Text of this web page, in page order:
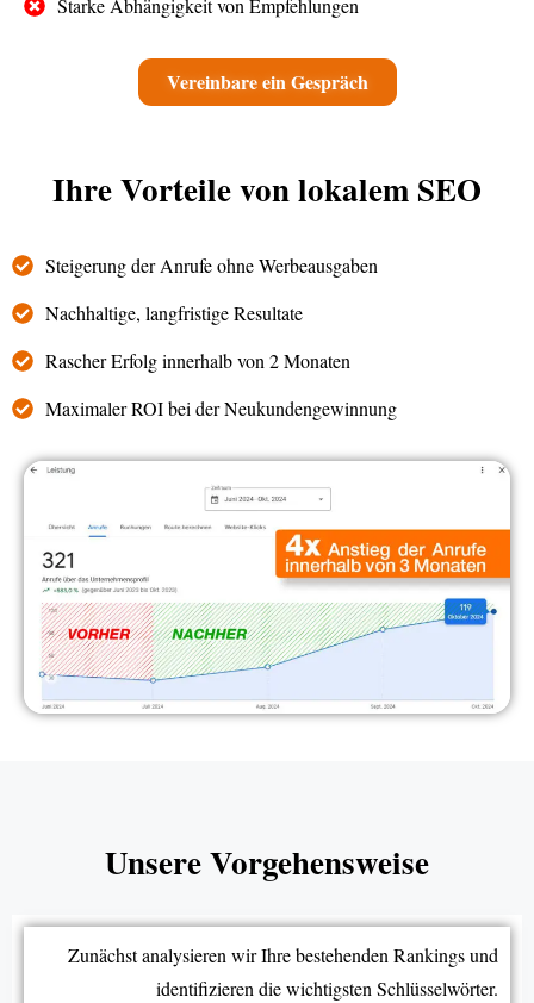
Vereinbare ein Gespräch
Ihre Vorteile von lokalem SEO
Steigerung der Anrufe ohne Werbeausgaben
Nachhaltige, langfristige Resultate
Rascher Erfolg innerhalb von 2 Monaten
Maximaler ROI bei der Neukundengewinnung
Unsere Vorgehensweise
Zunächst analysieren wir Ihre bestehenden Rankings und
identifizieren die wichtigsten Schlüsselwörter.